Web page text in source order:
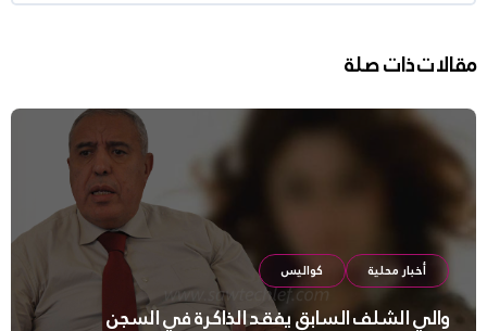
مقالات ذات صلة
أخبار محلية كواليس
والي الشلف السابق يفقد الذاكرة في السجن